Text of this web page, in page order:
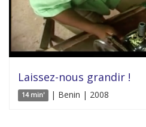
Laissez-nous grandir !
14 min' | Benin | 2008